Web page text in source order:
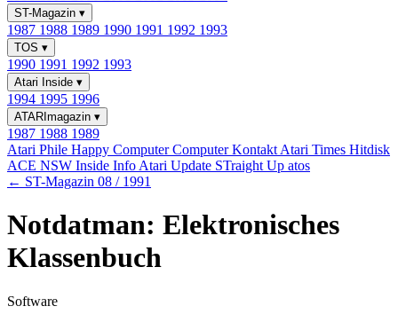
ST-Magazin ▾
1987 1988 1989 1990 1991 1992 1993
TOS ▾
1990 1991 1992 1993
Atari Inside ▾
1994 1995 1996
ATARImagazin ▾
1987 1988 1989
Atari Phile Happy ComputerComputer Kontakt Atari Times Hitdisk
ACE NSW Inside Info Atari Update STraight Up atos
← ST-Magazin 08 / 1991
Notdatman: Elektronisches
Klassenbuch
Software